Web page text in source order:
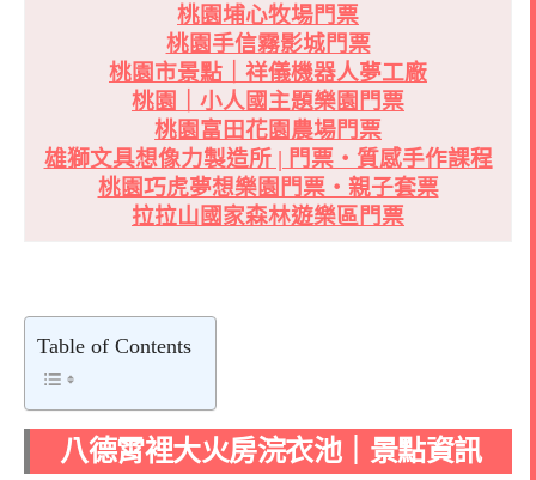
桃園埔心牧場門票
桃園手信霧影城門票
桃園市景點｜祥儀機器人夢工廠
桃園｜小人國主題樂園門票
桃園富田花園農場門票
雄獅文具想像力製造所 | 門票・質感手作課程
桃園巧虎夢想樂園門票・親子套票
拉拉山國家森林遊樂區門票
Table of Contents
八德霄裡大火房浣衣池｜景點資訊